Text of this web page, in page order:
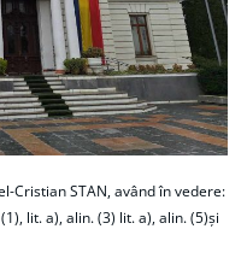
Cristian STAN, având în vedere:
lit. a), alin. (3) lit. a), alin. (5)și